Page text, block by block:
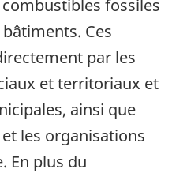
fossiles
Ces
par les
et territoriaux et
ainsi que
les organisations
En plus du